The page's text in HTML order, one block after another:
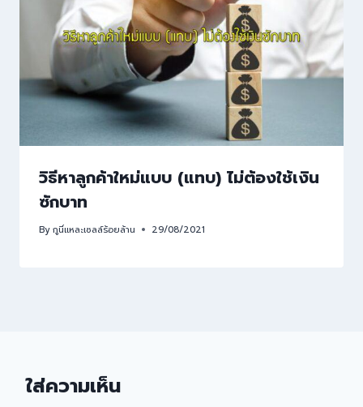
วิธีหาลูกค้าใหม่แบบ (แทบ) ไม่ต้องใช้เงิน
ซักบาท
Byกูนี่แหละเซลล์ร้อยล้าน 29/08/2021
ใส่ความเห็น